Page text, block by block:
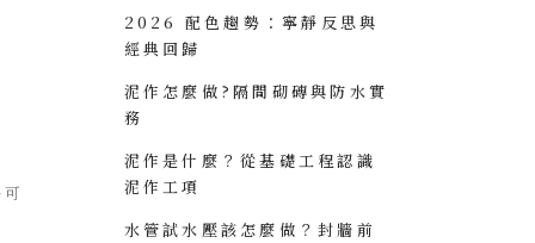
2026 配色趨勢：寧靜反思與
經典回歸
泥作怎麼做?隔間砌磚與防水實
務
泥作是什麼？從基礎工程認識
泥作工項
水管試水壓該怎麼做？封牆前